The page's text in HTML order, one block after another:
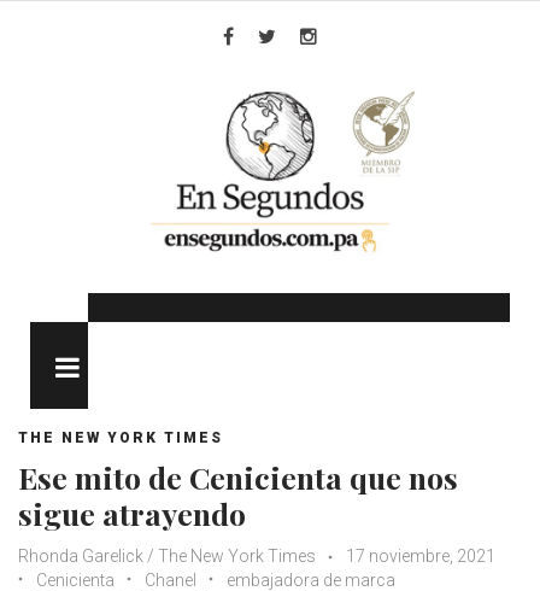
THE NEW YORK TIMES
Ese mito de Cenicienta que nos
sigue atrayendo
Rhonda Garelick / The New York Times
17 noviembre, 2021
Cenicienta
Chanel
embajadora de marca